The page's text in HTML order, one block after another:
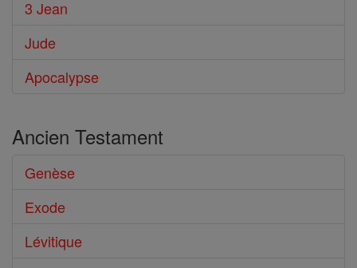
3 Jean
Jude
Apocalypse
Ancien Testament
Genèse
Exode
Lévitique